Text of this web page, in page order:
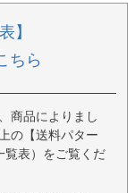
】
ちら
商品によりまし
の【送料パター
覧表）をご覧くだ